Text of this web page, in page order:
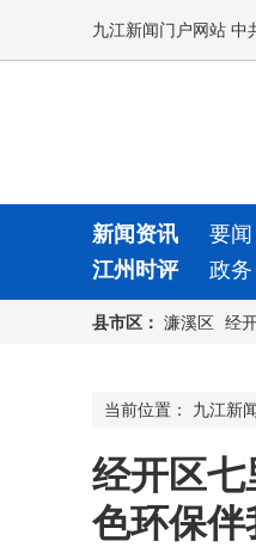
九江新闻门户网站
新闻资讯 要闻
江州时评
政务
县市区： 濂溪区 经
当前位置： 九江新
经开区七
色环保伴